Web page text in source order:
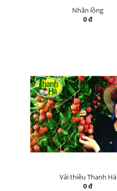
Nhãn lồng
0 đ
Vải thiều Thanh Hà
0 đ